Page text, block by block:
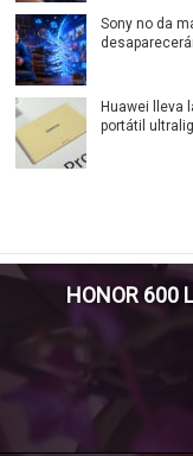
Sony no da
Huawei lleva
portátil
HONOR 600